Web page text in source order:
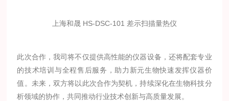
上海和晟 HS-DSC-101 差示扫描量热仪
此次合作，我司将不仅提供高性能的仪器设备，还将配套专业
的技术培训与全程售后服务，助力新元生物快速发挥仪器价
值。未来，双方将以此次合作为契机，持续深化在生物科技分
析领域的协作，共同推动行业技术创新与高质量发展。